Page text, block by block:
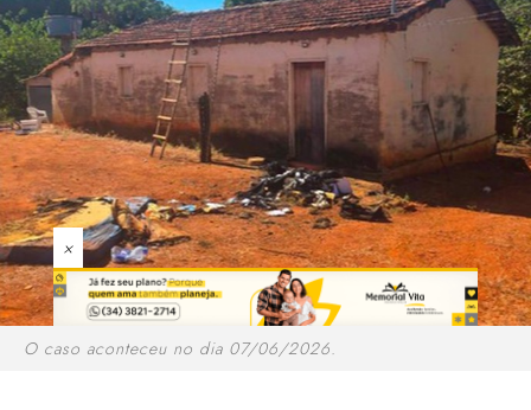
×
O caso aconteceu no dia 07/06/2026.